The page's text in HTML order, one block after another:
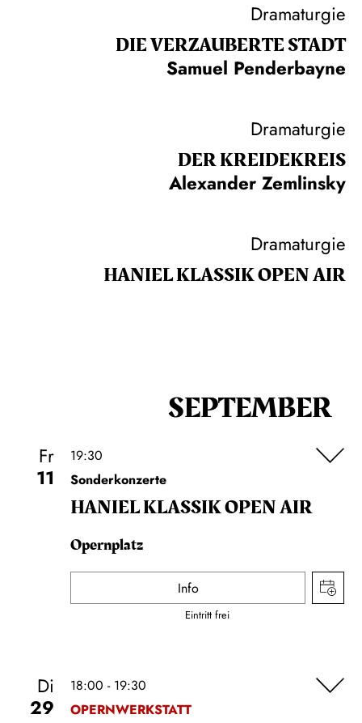
Dramaturgie
DIE VERZAUBERTE STADT
Samuel Penderbayne
Dramaturgie
DER KREIDE­KREIS
Alexander Zemlinsky
Dramaturgie
HANIEL KLASSIK OPEN AIR
SEPTEMBER
Fr
11
19:30
Sonderkonzerte
HANIEL KLASSIK OPEN AIR
Opernplatz
Info
Eintritt frei
Di
29
18:00 - 19:30
OPERNWERKSTATT